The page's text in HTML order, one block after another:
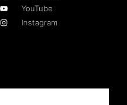
YouTube
Instagram